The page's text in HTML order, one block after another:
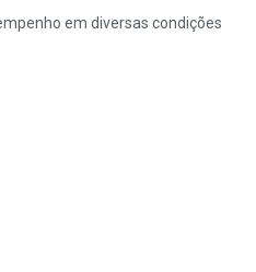
em diversas condições